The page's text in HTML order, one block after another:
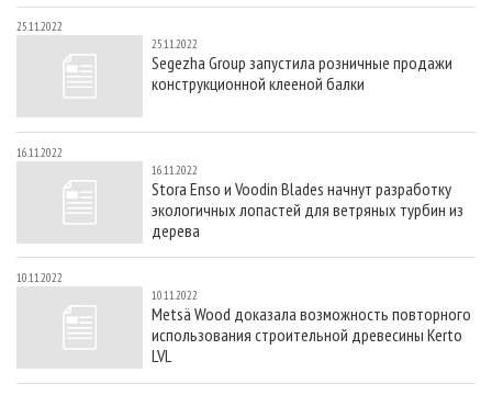
25.11.2022
25.11.2022
Segezha Group запустила розничные продажи
конструкционной клееной балки
16.11.2022
16.11.2022
Stora Enso и Voodin Blades начнут разработку
экологичных лопастей для ветряных турбин из
дерева
10.11.2022
10.11.2022
Metsä Wood доказала возможность повторного
использования строительной древесины Kerto
LVL